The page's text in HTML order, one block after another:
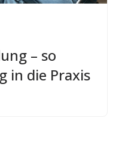
– so
in die Praxis